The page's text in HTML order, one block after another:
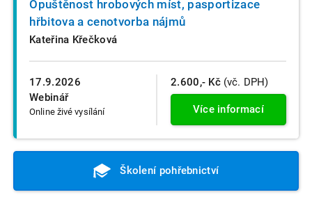
17.9.2026
Webinář
Online živé vysílání
Opuštěnost hrobových míst, pasportizace
hřbitova a cenotvorba nájmů
Kateřina Křečková
2.600,- Kč (vč. DPH)
Více informací
Školení pohřebnictví